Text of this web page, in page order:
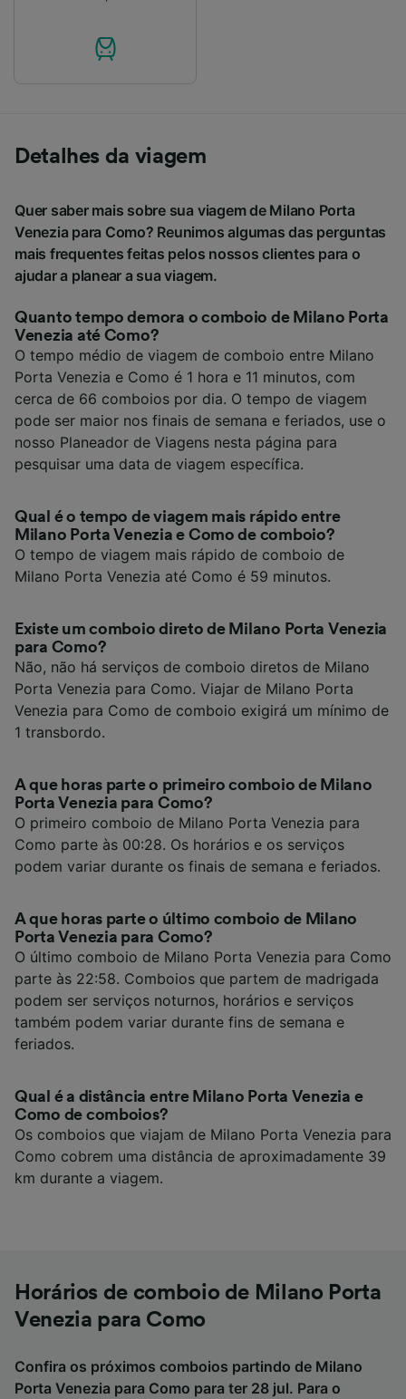
Detalhes da viagem
Quer saber mais sobre sua viagem de Milano Porta
Venezia para Como? Reunimos algumas das perguntas
mais frequentes feitas pelos nossos clientes para o
ajudar a planear a sua viagem.
Quanto tempo demora o comboio de Milano Porta
Venezia até Como?
O tempo médio de viagem de comboio entre Milano
Porta Venezia e Como é 1 hora e 11 minutos, com
cerca de 66 comboios por dia. O tempo de viagem
pode ser maior nos finais de semana e feriados, use o
nosso Planeador de Viagens nesta página para
pesquisar uma data de viagem específica.
Qual é o tempo de viagem mais rápido entre
Milano Porta Venezia e Como de comboio?
O tempo de viagem mais rápido de comboio de
Milano Porta Venezia até Como é 59 minutos.
Existe um comboio direto de Milano Porta Venezia
para Como?
Não, não há serviços de comboio diretos de Milano
Porta Venezia para Como. Viajar de Milano Porta
Venezia para Como de comboio exigirá um mínimo de
1 transbordo.
A que horas parte o primeiro comboio de Milano
Porta Venezia para Como?
O primeiro comboio de Milano Porta Venezia para
Como parte às 00:28. Os horários e os serviços
podem variar durante os finais de semana e feriados.
A que horas parte o último comboio de Milano
Porta Venezia para Como?
O último comboio de Milano Porta Venezia para Como
parte às 22:58. Comboios que partem de madrigada
podem ser serviços noturnos, horários e serviços
também podem variar durante fins de semana e
feriados.
Qual é a distância entre Milano Porta Venezia e
Como de comboios?
Os comboios que viajam de Milano Porta Venezia para
Como cobrem uma distância de aproximadamente 39
km durante a viagem.
Horários de comboio de Milano Porta
Venezia para Como
Confira os próximos comboios partindo de Milano
Porta Venezia para Como para ter 28 jul. Para o